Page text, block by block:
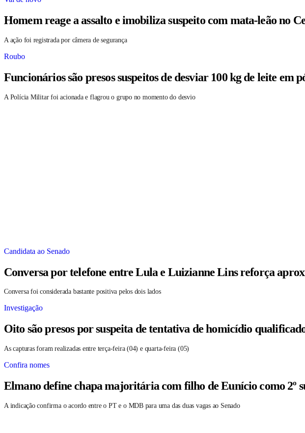
Homem reage a assalto e imobiliza suspeito com mata-leão no
A ação foi registrada por câmera de segurança
Roubo
Funcionários são presos suspeitos de desviar 100 kg de leite em
A Polícia Militar foi acionada e flagrou o grupo no momento do desvio
Candidata ao Senado
Conversa por telefone entre Lula e Luizianne Lins reforça
Conversa foi considerada bastante positiva pelos dois lados
Investigação
Oito são presos por suspeita de tentativa de homicídio
As capturas foram realizadas entre terça-feira (04) e quarta-feira (05)
Confira nomes
Elmano define chapa majoritária com filho de Eunício como 2º
A indicação confirma o acordo entre o PT e o MDB para uma das duas vagas ao Senado